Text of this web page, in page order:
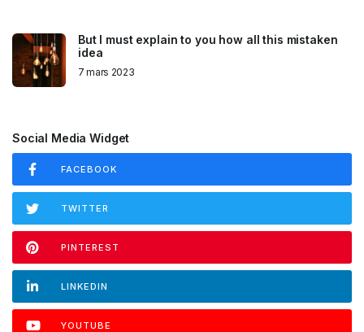
But I must explain to you how all this mistaken
idea
7 mars 2023
Social Media Widget
FACEBOOK
TWITTER
PINTEREST
LINKEDIN
YOUTUBE